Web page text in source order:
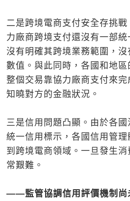
二是跨境電商支付安全存挑
力廠商跨境支付還沒有一部統
沒有明確其跨境業務範圍，
數值。與此同時，各國和地區
整個交易靠協力廠商支付來
知曉對方的金融狀況。
三是信用問題凸顯。由於各
統一信用標示，各國信用管
到跨境電商領域。一旦發生
常艱難。
――監管協調信用評價機制尚